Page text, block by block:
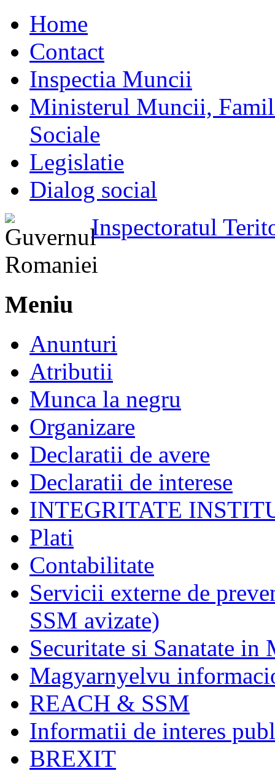
Home
Contact
Inspectia Muncii
Ministerul Muncii,
Sociale
Legislatie
Dialog social
Inspectoratul
Meniu
Anunturi
Atributii
Munca la negru
Organizare
Declaratii de avere
Declaratii de interese
INTEGRITATE
Plati
Contabilitate
Servicii externe de
SSM avizate)
Securitate si Sanatate in
Magyarnyelvu
REACH & SSM
Informatii de interes
BREXIT